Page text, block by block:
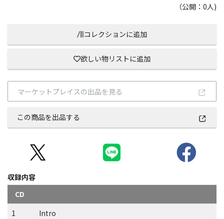
（公開：0人)
コレクションに追加
欲しい物リストに追加
マーケットプレイスの出品を見る
この商品を出品する
収録内容
CD
1
Intro